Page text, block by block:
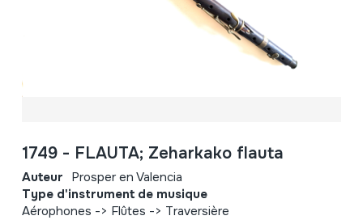
1749 - FLAUTA; Zeharkako flauta
Auteur Prosper en Valencia
Type d'instrument de musique
Aérophones -> Flûtes -> Traversière